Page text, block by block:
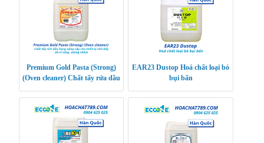
Premium Gold Pasta (Strong)
(Oven cleaner) Chất tẩy rửa dầu
bếp (lò v
EAR23 Dustop Hoá chất loại bỏ
bụi bẩn